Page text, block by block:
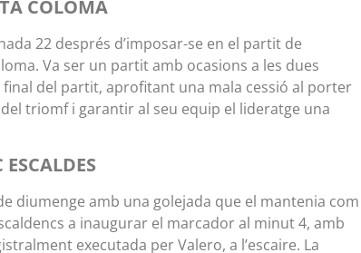
COLOMA
22 després d’imposar-se en el partit de
Va ser un partit amb ocasions a les dues
del partit, aprofitant una mala cessió al porter
triomf i garantir al seu equip el lideratge una
diumenge amb una golejada que el mantenia com
a inaugurar el marcador al minut 4, amb
executada per Valero, a l’escaire. La